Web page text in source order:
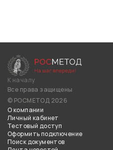
К началу
Все права защищены
© РОСМЕТОД 2026
О компании
Личный кабинет
Тестовый доступ
Оформить подключение
Поиск документов